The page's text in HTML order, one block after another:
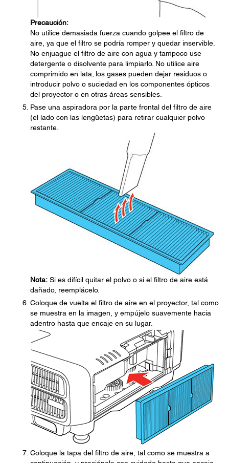
Precaución:
No utilice demasiada fuerza cuando golpee el filtro de
aire, ya que el filtro se podría romper y quedar inservible.
No enjuague el filtro de aire con agua y tampoco use
detergente o disolvente para limpiarlo. No utilice aire
comprimido en lata; los gases pueden dejar residuos o
introducir polvo o suciedad en los componentes ópticos
del proyector o en otras áreas sensibles.
Pase una aspiradora por la parte frontal del filtro de aire
(el lado con las lengüetas) para retirar cualquier polvo
restante.
Nota: Si es difícil quitar el polvo o si el filtro de aire está
dañado, reemplácelo.
Coloque de vuelta el filtro de aire en el proyector, tal como
se muestra en la imagen, y empújelo suavemente hacia
adentro hasta que encaje en su lugar.
Coloque la tapa del filtro de aire, tal como se muestra a